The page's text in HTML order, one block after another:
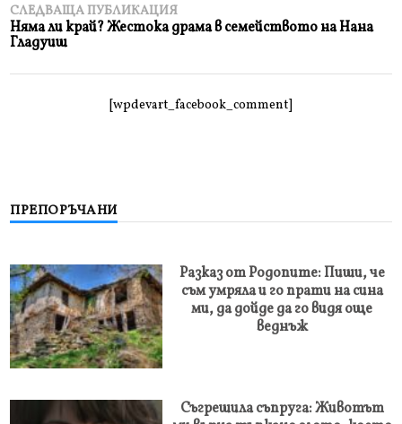
СЛЕДВАЩА ПУБЛИКАЦИЯ
Няма ли край? Жестока драма в семейството на Нана
Гладуиш
[wpdevart_facebook_comment]
ПРЕПОРЪЧАНИ
Разказ от Родопите: Пиши, че
съм умряла и го прати на сина
ми, да дойде да го видя още
веднъж
Съгрешила съпруга: Животът